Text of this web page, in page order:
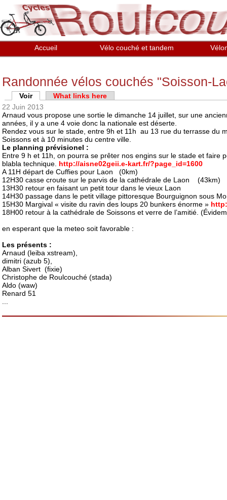
Aller au contenu principal
Accueil Vélo couché et tandem
Randonnée vélos couchés "Soisson-
Onglets principaux
Voir(onglet actif)
What links here
22 Juin 2013
Arnaud vous propose une sortie le dimanche 14 juillet, sur une
années, il y a une 4 voie donc la nationale est déserte.
Rendez vous sur le stade, entre 9h et 11h au 13 rue du terrasse du
Soissons et à 10 minutes du centre ville.
Le planning prévisionel :
Entre 9 h et 11h, on pourra se prêter nos engins sur le stade et faire
blabla technique. http://aisne02geii.e-kart.fr/?page_id=1600
A 11H départ de Cuffies pour Laon (0km)
12H30 casse croute sur le parvis de la cathédrale de Laon (43km)
13H30 retour en faisant un petit tour dans le vieux Laon
14H30 passage dans le petit village pittoresque Bourguignon sous
15H30 Margival « visite du ravin des loups 20 bunkers énorme »
18H00 retour à la cathédrale de Soissons et verre de l’amitié.
en esperant que la meteo soit favorable :
Les présents :
Arnaud (leiba xstream),
dimitri (azub 5),
Alban Sivert (fixie)
Christophe de Roulcouché (stada)
Aldo (waw)
Renard 51